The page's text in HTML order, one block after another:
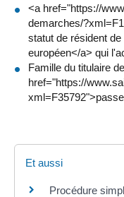
<a href="https://
demarches/
statut de résident
européen</a> qui
Famille du titulaire
href="https://
Et aussi
Procédure